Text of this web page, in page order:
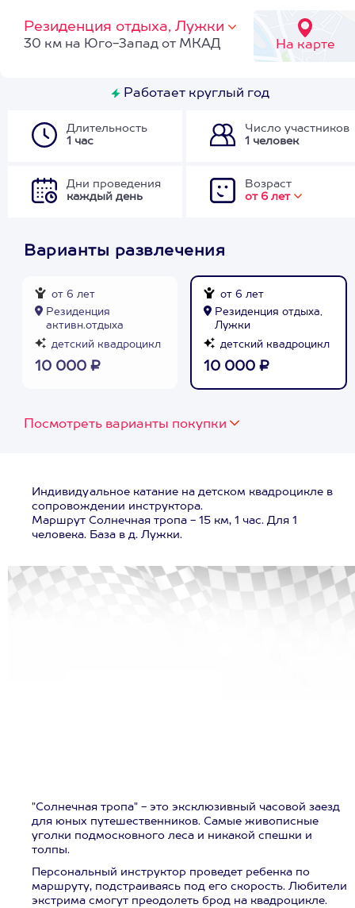
Резиденция отдыха, Лужки
На карте
30 км на Юго-Запад от МКАД
Работает круглый год
Длительность
1 час
Число участников
1 человек
Дни проведения
каждый день
Возраст
от 6 лет
Варианты развлечения
от 6 лет
Резиденция
активн.отдыха
детский квадроцикл
10 000 ₽
от 6 лет
Резиденция отдыха,
Лужки
детский квадроцикл
10 000 ₽
Посмотреть варианты покупки
Индивидуальное катание на детском квадроцикле в
сопровождении инструктора.
Маршрут Солнечная тропа - 15 км, 1 час. Для 1
человека. База в д. Лужки.
"Солнечная тропа" - это эксклюзивный часовой заезд
для юных путешественников. Самые живописные
уголки подмосковного леса и никакой спешки и
толпы.
Персональный инструктор проведет ребенка по
маршруту, подстраиваясь под его скорость. Любители
экстрима смогут преодолеть брод на квадроцикле.